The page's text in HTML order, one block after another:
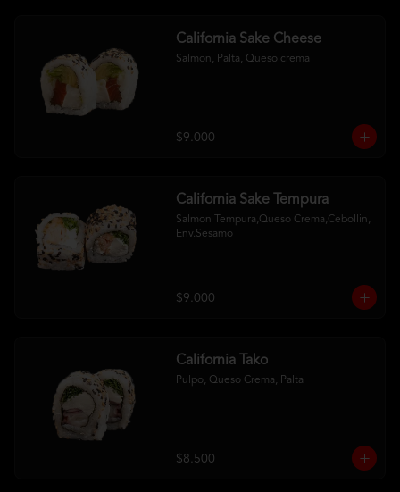
California Sake Cheese
Salmon, Palta, Queso crema
$9.000
California Sake Tempura
Salmon Tempura,Queso Crema,Cebollin,
Env.Sesamo
$9.000
California Tako
Pulpo, Queso Crema, Palta
$8.500